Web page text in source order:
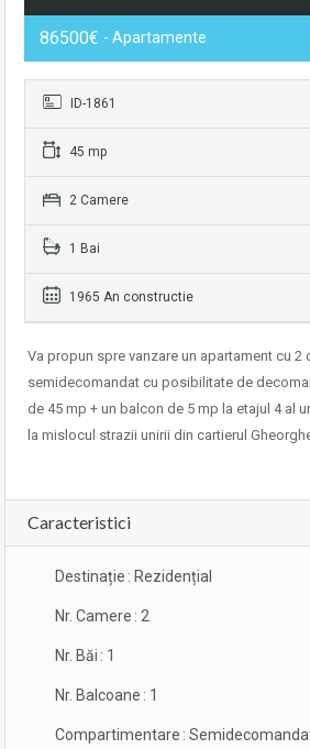
86500€ - Apartamente
ID-1861
45 mp
2 Camere
1 Bai
1965 An constructie
Va propun spre vanzare un apartament cu 2
semidecomandat cu posibilitate de
de 45 mp + un balcon de 5 mp la etajul 4 al
la mislocul strazii unirii din cartierul
Caracteristici
Destinație : Rezidențial
Nr. Camere : 2
Nr. Băi : 1
Nr. Balcoane : 1
Compartimentare :